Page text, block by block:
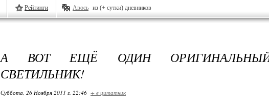
Рейтинги Авось из (+ сутки) дневников
А ВОТ ЕЩЁ ОДИН
СВЕТИЛЬНИК!
Суббота, 26 Ноября 2011 г. 22:46 + в цитатник